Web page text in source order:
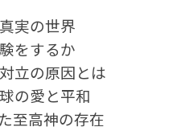
実の世界
をするか
立の原因とは
の愛と平和
至高神の存在